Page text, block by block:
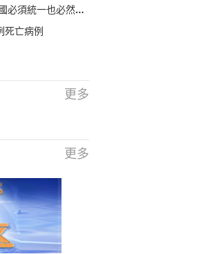
須統一也必然統一
死亡病例
更多
更多